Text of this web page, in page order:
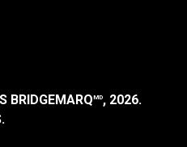
BRIDGEMARQMD, 2026.